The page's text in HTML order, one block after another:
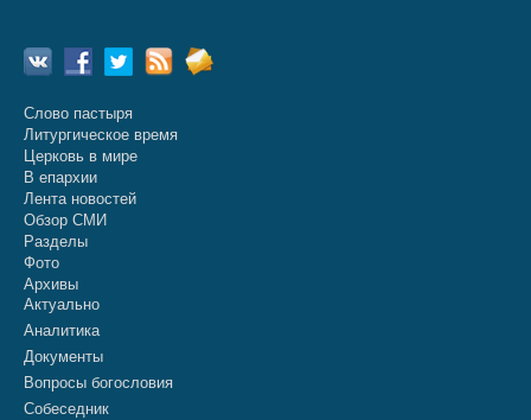
Слово пастыря
Литургическое время
Церковь в мире
В епархии
Лента новостей
Обзор СМИ
Разделы
Фото
Архивы
Актуально
Аналитика
Документы
Вопросы богословия
Собеседник